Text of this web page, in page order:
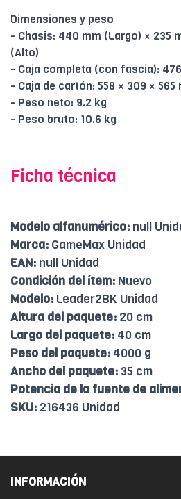
Dimensiones y peso
- Chasis: 440 mm (Largo) × 235
(Alto)
- Caja completa (con fascia):
- Caja de cartón: 558 × 309 × 565
- Peso neto: 9.2 kg
- Peso bruto: 10.6 kg
Ficha técnica
Modelo alfanumérico: null
Marca: GameMax Unidad
EAN: null Unidad
Condición del ítem: Nuevo
Modelo: Leader2BK Unidad
Altura del paquete: 20 cm
Largo del paquete: 40 cm
Peso del paquete: 4000 g
Ancho del paquete: 35 cm
Potencia de la fuente de
SKU: 216436 Unidad
INFORMACIÓN